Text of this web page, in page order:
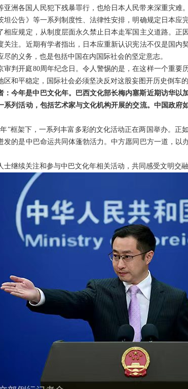
亚洲各国人民犯下残暴罪行，也给日本人民带来深重灾
坦公告》等一系列制度性、法律性安排，明确规定日本
相应规定，从制度层面永久禁止日本走军国主义道路。正
关注。近期有学者指出，日本应重新认识宪法不仅是国内
的义务，也是包括中国在内国际社会的坚定意志。
审判开庭80周年纪念日。令人警惕的是，在这样一个重要
和平稳定，国际社会必须坚决反对这股妄图开历史倒车的
：今年是中巴文化年。巴西文化部长梅内塞斯近期访华以
系列活动，包括艺术家与文化机构开展的交流。中国政
”框架下，一系列丰富多彩的文化活动正在两国举办。
发的是中巴命运共同体蓬勃活力。中方愿同巴方一道，以
士继续关注和参与中巴文化年相关活动，共同感受文明交融